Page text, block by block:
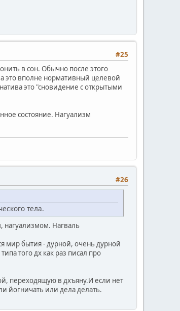
#25
в сон. Обычно после этого
это вполне нормативный целевой
это "сновидение с открытыми
состояние. Нагуализм
#26
тела.
нагуализмом. Нагваль
мир бытия - дурной, очень дурной
того дх как раз писал про
переходящую в дхъяну.И если нет
йогничать или дела делать.